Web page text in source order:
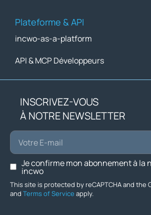
Plateforme & API
incwo-as-a-platform
API & MCP Développeurs
INSCRIVEZ-VOUS
À NOTRE NEWSLETTER
This site is protected by reCAPTCHA and the
and Terms of Service apply.
Je confirme mon abonnement à la
incwo